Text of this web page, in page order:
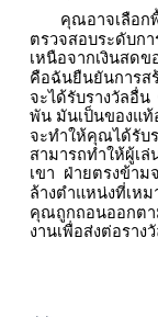
คุณอาจเลือก
ตรวจสอบระดับก
เหนือจากเงินสด
คือฉันยืนยันการส
จะได้รับรางวัลอื่น
พัน มันเป็นของแท้
จะทำให้คุณได้รับ
สามารถทำให้ผู้เ
เขา
ฝ่ายตรงข้าม
ล้างตำแหน่งที่เห
คุณถูกถอนออกตา
งานเพื่อส่งต่อรา